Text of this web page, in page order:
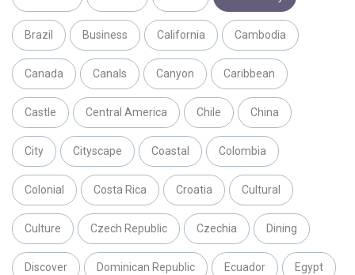
Brazil Business California Cambodia
Canada Canals Canyon Caribbean
Castle Central America Chile China
City Cityscape Coastal Colombia
Colonial Costa Rica Croatia Cultural
Culture Czech Republic Czechia Dining
Discover Dominican Republic Ecuador Egypt